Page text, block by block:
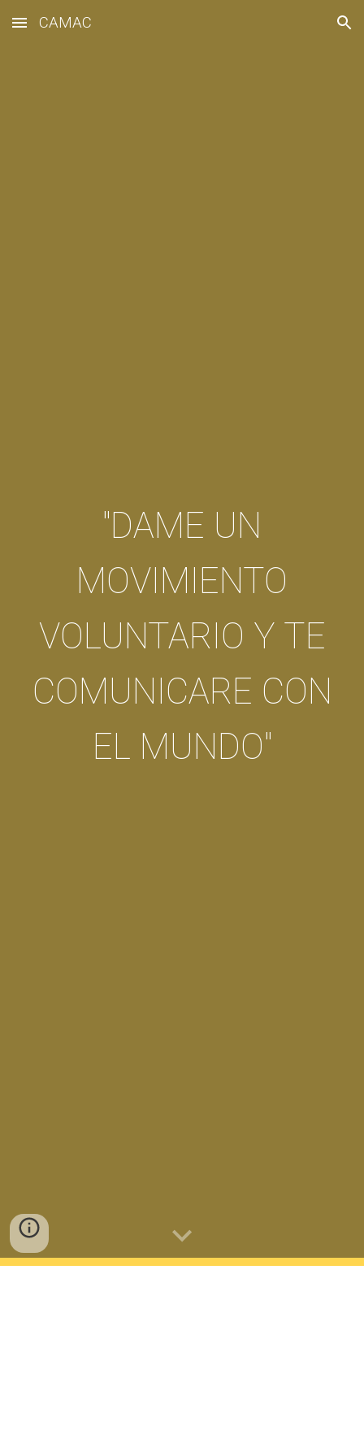
Skip to main content Skip to navigation
CAMAC
"DAME UN
MOVIMIENTO
VOLUNTARIO Y TE
COMUNICARE CON
EL MUNDO"